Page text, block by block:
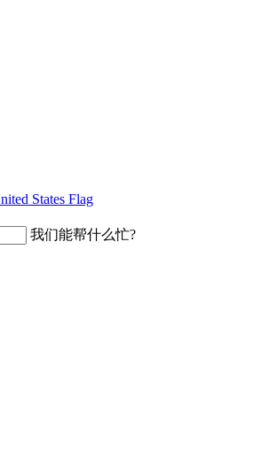
我们能帮什么忙?